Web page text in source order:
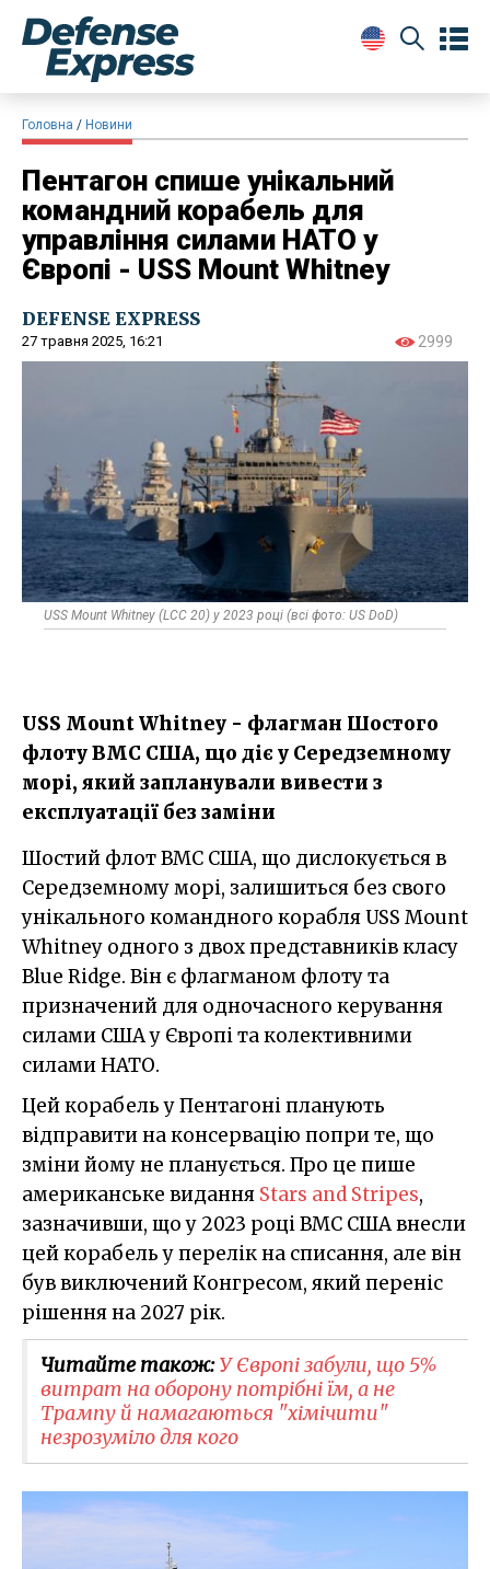
Головна Новини
Пентагон спише унікальний
командний корабель для
управління силами НАТО у
Європі - USS Mount Whitney
DEFENSE EXPRESS
27 травня 2025, 16:21 2999
USS Mount Whitney (LCC 20) у 2023 році (всі фото: US DoD)
USS Mount Whitney - флагман Шостого
флоту ВМС США, що діє у Середземному
морі, який запланували вивести з
експлуатації без заміни
Шостий флот ВМС США, що дислокується в
Середземному морі, залишиться без свого
унікального командного корабля USS Mount
Whitney одного з двох представників класу
Blue Ridge. Він є флагманом флоту та
призначений для одночасного керування
силами США у Європі та колективними
силами НАТО.
Цей корабель у Пентагоні планують
відправити на консервацію попри те, що
зміни йому не планується. Про це пише
американське видання Stars and Stripes,
зазначивши, що у 2023 році ВМС США внесли
цей корабель у перелік на списання, але він
був виключений Конгресом, який переніс
рішення на 2027 рік.
Читайте також:​У Європі забули, що 5%
витрат на оборону потрібні їм, а не
Трампу й намагаються "хімічити"
незрозуміло для кого